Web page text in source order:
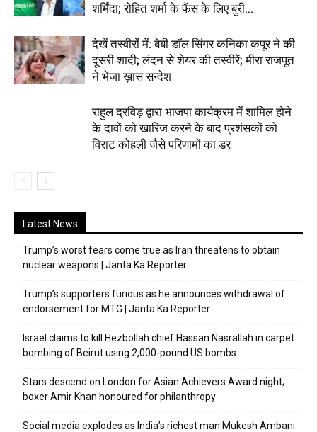
शर्मिंदा; रोहित शर्मा के फैंस के लिए बुरी...
देखें तस्वीरों में: बेबी डॉल सिंगर कनिका कपूर ने की
दूसरी शादी; लंदन से शेयर की तस्वीरें; मीरा राजपूत
ने भेजा ख़ास सन्देश
राहुल द्रविड़ द्वारा भाजपा कार्यक्रम में शामिल होने
के दावों को खारिज करने के बाद प्रशंसकों को
विराट कोहली जैसे परिणामों का डर
Latest News
Trump’s worst fears come true as Iran threatens to obtain
nuclear weapons | Janta Ka Reporter
Trump’s supporters furious as he announces withdrawal of
endorsement for MTG | Janta Ka Reporter
Israel claims to kill Hezbollah chief Hassan Nasrallah in carpet
bombing of Beirut using 2,000-pound US bombs
Stars descend on London for Asian Achievers Award night;
boxer Amir Khan honoured for philanthropy
Social media explodes as India’s richest man Mukesh Ambani